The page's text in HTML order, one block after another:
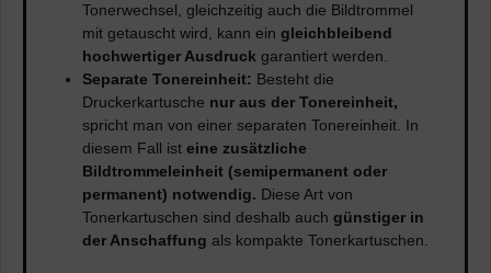
Tonerwechsel, gleichzeitig auch die Bildtrommel
mit getauscht wird, kann ein gleichbleibend
hochwertiger Ausdruck garantiert werden.
Separate Tonereinheit: Besteht die
Druckerkartusche nur aus der Tonereinheit,
spricht man von einer separaten Tonereinheit. In
diesem Fall ist eine zusätzliche
Bildtrommeleinheit (semipermanent oder
permanent) notwendig. Diese Art von
Tonerkartuschen sind deshalb auch günstiger in
der Anschaffung als kompakte Tonerkartuschen.